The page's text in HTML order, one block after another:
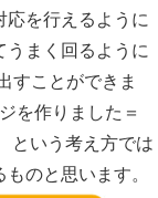
応を行えるように
うまく回るように
すことができま
を作りました＝
という考え方では
のと思います。